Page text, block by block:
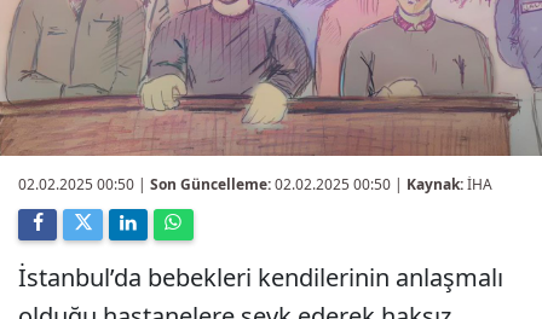
02.02.2025 00:50 | Son Güncelleme:02.02.2025 00:50 | Kaynak:İHA
İstanbul’da bebekleri kendilerinin anlaşmalı